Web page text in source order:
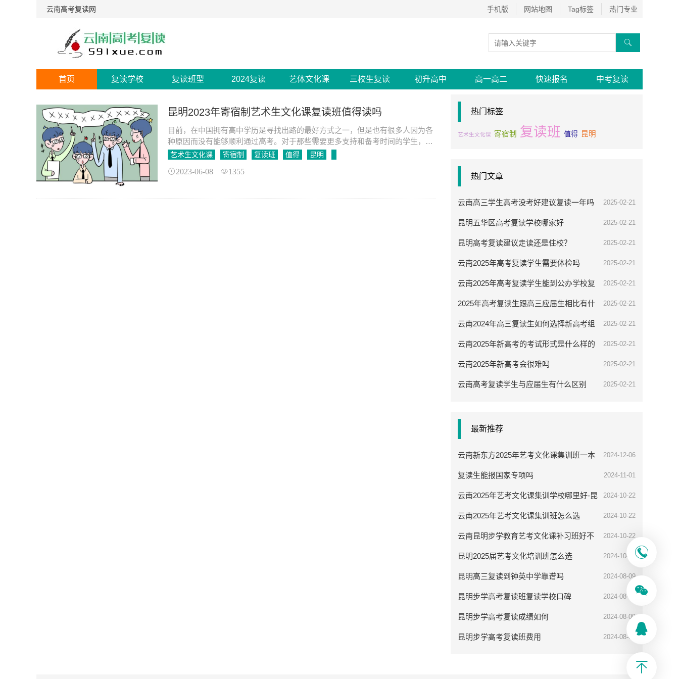
云南高考复读网 手机版 网站地图 Tag标签 热门专业

首页 复读学校 复读班型 2024复读 艺体文化课 三校生复读 初升高中 高一高二 快速报名 中考复读
昆明2023年寄宿制艺术生文化课复读班值得读吗
目前，在中国拥有高中学历是寻找出路的最好方式之一，但是也有很多人因为各
种原因而没有能够顺利通过高考。对于那些需要更多支持和备考时间的学生，寄
宿制艺术生文化课复读班是一个不错的选择。 作为一所艺术类高
艺术生文化课 寄宿制 复读班 值得 昆明
2023-06-08 1355
热门标签
艺术生文化课 寄宿制 复读班 值得 昆明
热门文章
云南高三学生高考没考好建议复读一年吗 2025-02-21
昆明五华区高考复读学校哪家好 2025-02-21
昆明高考复读建议走读还是住校？ 2025-02-21
云南2025年高考复读学生需要体检吗 2025-02-21
云南2025年高考复读学生能到公办学校复
读吗
2025-02-21
2025年高考复读生跟高三应届生相比有什
么优势
2025-02-21
云南2024年高三复读生如何选择新高考组
合
2025-02-21
云南2025年新高考的考试形式是什么样的 2025-02-21
云南2025年新高考会很难吗 2025-02-21
云南高考复读学生与应届生有什么区别 2025-02-21
最新推荐
云南新东方2025年艺考文化课集训班一本
率高吗
2024-12-06
复读生能报国家专项吗 2024-11-01
云南2025年艺考文化课集训学校哪里好-昆
明步学教育
2024-10-22
云南2025年艺考文化课集训班怎么选 2024-10-22
云南昆明步学教育艺考文化课补习班好不
好
2024-10-22
昆明2025届艺考文化培训班怎么选 2024-10-08
昆明高三复读到钟英中学靠谱吗 2024-08-09
昆明步学高考复读班复读学校口碑 2024-08-09
昆明步学高考复读成绩如何 2024-08-09
昆明步学高考复读班费用 2024-08-09